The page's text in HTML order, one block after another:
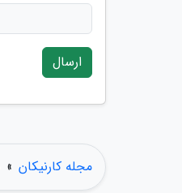
ارسال
مجله کارنیکان »